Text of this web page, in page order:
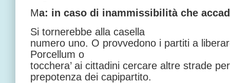
Ma: in caso di inammissibilità che
Si tornerebbe alla casella
numero uno. O provvedono i partiti a
Porcellum o
tocchera’ ai cittadini cercare altre strade
prepotenza dei capipartito.